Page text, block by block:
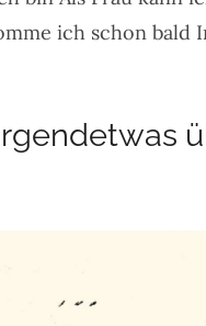
ich schon bald